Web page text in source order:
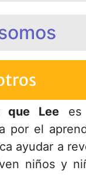
que Lee es
por el
ayudar a
niños y